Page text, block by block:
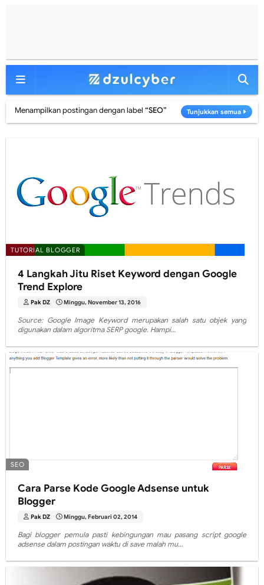
Menampilkan postingan dengan label SEO Tunjukkan semua
TUTORIAL BLOGGER
4 Langkah Jitu Riset Keyword dengan Google
Trend Explore
Pak DZ Minggu, November 13, 2016
Source: Google Image Keyword merupakan salah satu objek yang
digunakan dalam algoritma SERP google. Hampi…
SEO
Cara Parse Kode Google Adsense untuk
Blogger
Pak DZ Minggu, Februari 02, 2014
Bagi blogger pemula pasti kebingungan mau pasang script google
adsense dalam postingan waktu di save malah mu…